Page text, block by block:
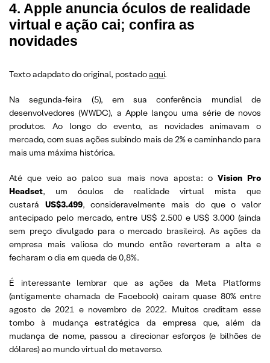
4. Apple anuncia óculos de realidade
virtual e ação cai; confira as
novidades
Texto adapdato do original, postadoaqui.
Na segunda-feira (5), em sua conferência mundial de
desenvolvedores (WWDC), a Apple lançou uma série de novos
produtos. Ao longo do evento, as novidades animavam o
mercado, com suas ações subindo mais de 2% e caminhando para
mais uma máxima histórica.
Até que veio ao palco sua mais nova aposta: o Vision Pro
Headset, um óculos de realidade virtual mista que
custará US$3.499, consideravelmente mais do que o valor
antecipado pelo mercado, entre US$ 2.500 e US$ 3.000 (ainda
sem preço divulgado para o mercado brasileiro). As ações da
empresa mais valiosa do mundo então reverteram a alta e
fecharam o dia em queda de 0,8%.
É interessante lembrar que as ações da Meta Platforms
(antigamente chamada de Facebook) caíram quase 80% entre
agosto de 2021 e novembro de 2022. Muitos creditam esse
tombo à mudança estratégica da empresa que, além da
mudança de nome, passou a direcionar esforços (e bilhões de
dólares) ao mundo virtual do metaverso.